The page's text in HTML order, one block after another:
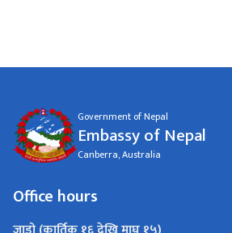
Government of Nepal
Embassy of Nepal
Canberra, Australia
Office hours
जाडो (कार्तिक १६ देखि माघ १५)